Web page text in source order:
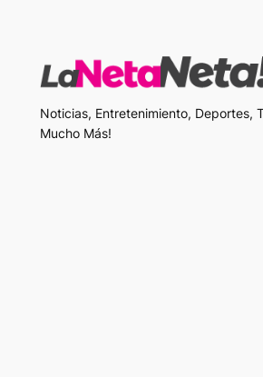
Noticias, Entretenimiento, Deportes,
Mucho Más!